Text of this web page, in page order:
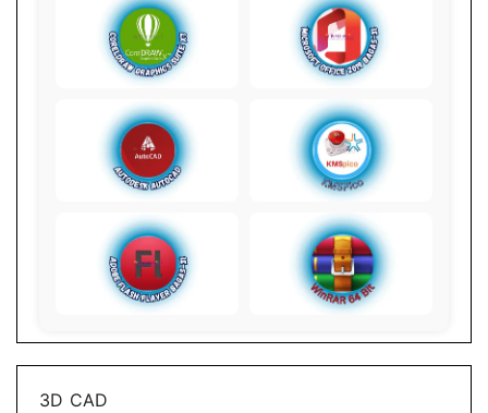
3D CAD